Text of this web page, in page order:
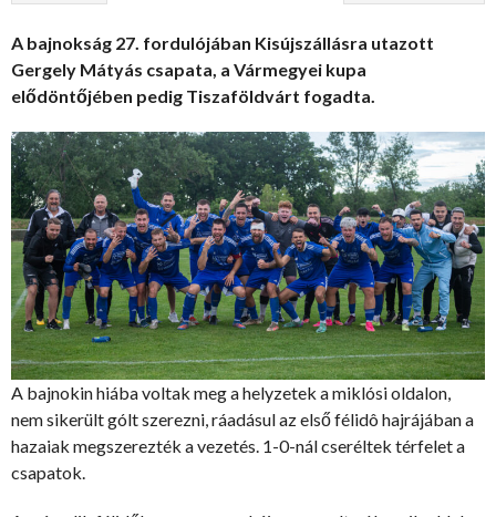
A bajnokság 27. fordulójában Kisújszállásra utazott
Gergely Mátyás csapata, a Vármegyei kupa
elődöntőjében pedig Tiszaföldvárt fogadta.
A bajnokin hiába voltak meg a helyzetek a miklósi oldalon,
nem sikerült gólt szerezni, ráadásul az első félidô hajrájában a
hazaiak megszerezték a vezetés. 1-0-nál cseréltek térfelet a
csapatok.